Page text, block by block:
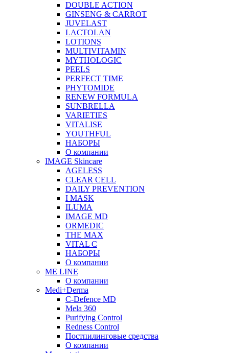
DOUBLE ACTION
GINSENG & CARROT
JUVELAST
LACTOLAN
LOTIONS
MULTIVITAMIN
MYTHOLOGIC
PEELS
PERFECT TIME
PHYTOMIDE
RENEW FORMULA
SUNBRELLA
VARIETIES
VITALISE
YOUTHFUL
НАБОРЫ
О компании
IMAGE Skincare
AGELESS
CLEAR CELL
DAILY PREVENTION
I MASK
ILUMA
IMAGE MD
ORMEDIC
THE MAX
VITAL C
НАБОРЫ
О компании
ME LINE
О компании
Medi+Derma
C-Defence MD
Mela 360
Purifying Control
Redness Control
Постпилинговые средства
О компании